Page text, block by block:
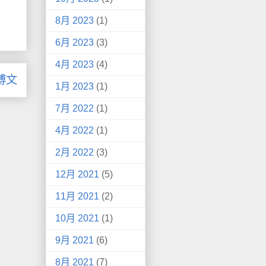
文
8月 2023 (1)
6月 2023 (3)
4月 2023 (4)
1月 2023 (1)
7月 2022 (1)
4月 2022 (1)
2月 2022 (3)
12月 2021 (5)
11月 2021 (2)
10月 2021 (1)
9月 2021 (6)
8月 2021 (7)